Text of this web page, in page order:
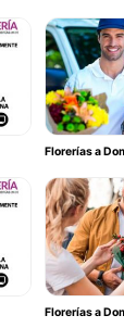
Florerías a
Florerías a